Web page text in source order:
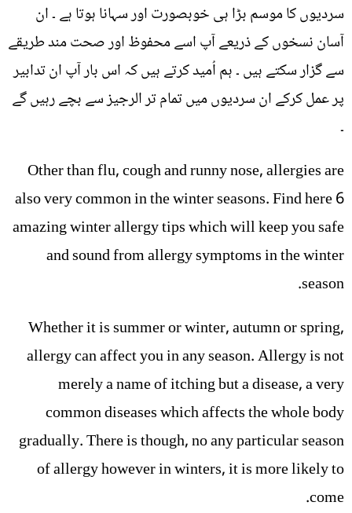
سردیوں کا موسم بڑا ہی خوبصورت اور سہانا ہوتا ہے ۔ ان
آسان نسخوں کے ذریعے آپ اسے محفوظ اور صحت مند طریقے
سے گزار سکتے ہیں ۔ ہم اُمید کرتے ہیں کہ اس بار آپ ان تدابیر
پر عمل کرکے ان سردیوں میں تمام تر الرجیز سے بچے رہیں گے
۔
Other than flu, cough and runny nose, allergies are
also very common in the winter seasons. Find here 6
amazing winter allergy tips which will keep you safe
and sound from allergy symptoms in the winter
season.
Whether it is summer or winter, autumn or spring,
allergy can affect you in any season. Allergy is not
merely a name of itching but a disease, a very
common diseases which affects the whole body
gradually. There is though, no any particular season
of allergy however in winters, it is more likely to
come.